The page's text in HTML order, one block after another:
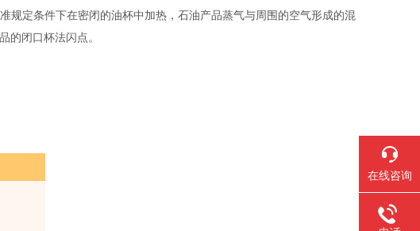
规定条件下在密闭的油杯中加热，石油产品蒸气与周围的空气形成的混
的闭口杯法闪点。
在线咨询